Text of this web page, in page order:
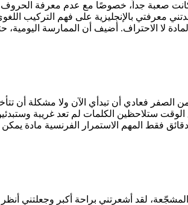
معرفتي بالإنجليزية على فهم التركيب
من الصفر فعادي أن تبدأي الآن ولا مشكلة أن
الكلمات لم تعد غريبة وستبدئين
فقط المهم الاستمرار الفرنسية مادة